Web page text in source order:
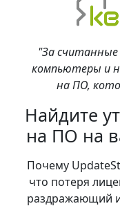
"За считанные
компьютеры и
на ПО,
Найдите
на ПО на
Почему
что потеря
раздражающий